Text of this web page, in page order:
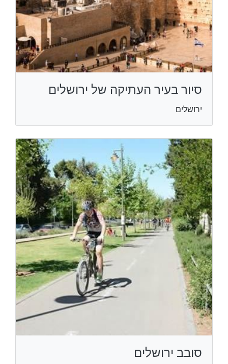
סיור בעיר העתיקה של ירושלים
ירושלים
סובב ירושלים